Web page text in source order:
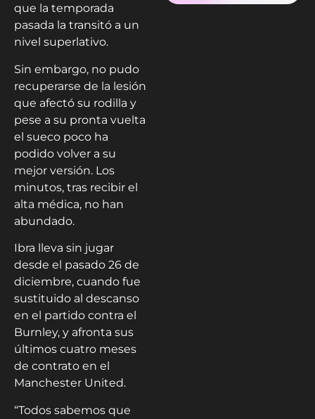
que la temporada
pasada la transitó a un
nivel superlativo.
Sin embargo, no pudo
recuperarse de la lesión
que afectó su rodilla y
pese a su pronta vuelta
el sueco poco ha
podido volver a su
mejor versión. Los
minutos, tras recibir el
alta médica, no han
abundado.
Ibra lleva sin jugar
desde el pasado 26 de
diciembre, cuando fue
sustituido al descanso
en el partido contra el
Burnley, y afronta sus
últimos cuatro meses
de contrato en el
Manchester United.
“Todos sabemos que